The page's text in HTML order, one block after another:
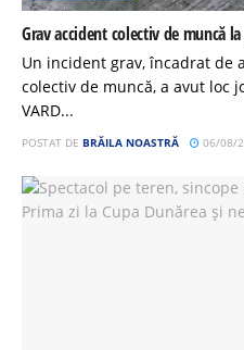
Grav accident colectiv de muncă
Un incident grav, încadrat de
colectiv de muncă, a avut loc
VARD...
POSTAT DE BRĂILA NOASTRĂ 06/08/